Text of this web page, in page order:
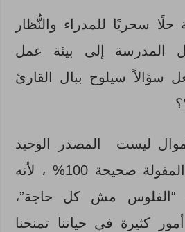
سحريًا للمدراء والنُّظار
المدرسة إلى بيئة عمل
سؤالاً سيلوح ببال القارئ
ليست المصدر الوحيد
للسعادة وأن هذه المقولة صحيحة 100% ، لأنه
“الفلوس مش كل حاجة”،
كثيرة في حياتنا تمنحنا